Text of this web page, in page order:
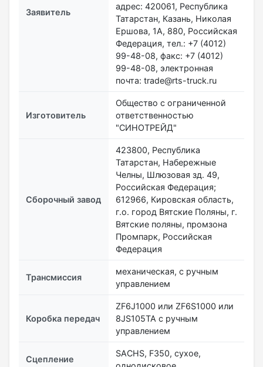
Заявитель
адрес: 420061, Республика
Татарстан, Казань, Николая
Ершова, 1А, 880, Российская
Федерация, тел.: +7 (4012)
99-48-08, факс: +7 (4012)
99-48-08, электронная
почта: trade@rts-truck.ru
Изготовитель
Общество с ограниченной
ответственностью
"СИНОТРЕЙД"
Сборочный завод
423800, Республика
Татарстан, Набережные
Челны, Шлюзовая зд. 49,
Российская Федерация;
612966, Кировская область,
г.о. город Вятские Поляны, г.
Вятские поляны, промзона
Промпарк, Российская
Федерация
Трансмиссия
механическая, с ручным
управлением
Коробка передач
ZF6J1000 или ZF6S1000 или
8JS105TA с ручным
управлением
Сцепление
SACHS, F350, сухое,